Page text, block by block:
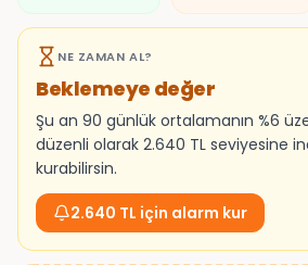
NE ZAMAN AL?
Beklemeye değer
Şu an 90 günlük ortalamanın %6
düzenli olarak 2.640 TL seviyesine
kurabilirsin.
2.640 TL için alarm kur